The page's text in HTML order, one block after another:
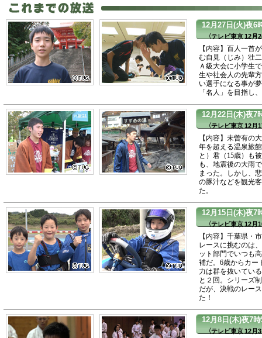
12月27日(火)夜6
（テレビ東京 12月
【内容】百人一首
む自見（じみ）壮
Ａ級大会に小学生
生や社会人の先輩
い選手になる事が
「名人」を目指し
12月22日(木)夜7
（テレビ東京 12月
【内容】未曽有の
年を超える温泉旅
と）君（15歳）も
も、地震後の大雨
まった。しかし、
の豚汁などを観光
た。
12月15日(木)夜7
（テレビ東京 12月
【内容】千葉県・
レースに挑むのは
ット部門でいつも
補だ。6歳からカー
力は群を抜いてい
と２回。シリーズ
だが、決戦のレー
た！
12月8日(木)夜7
（テレビ東京 12月